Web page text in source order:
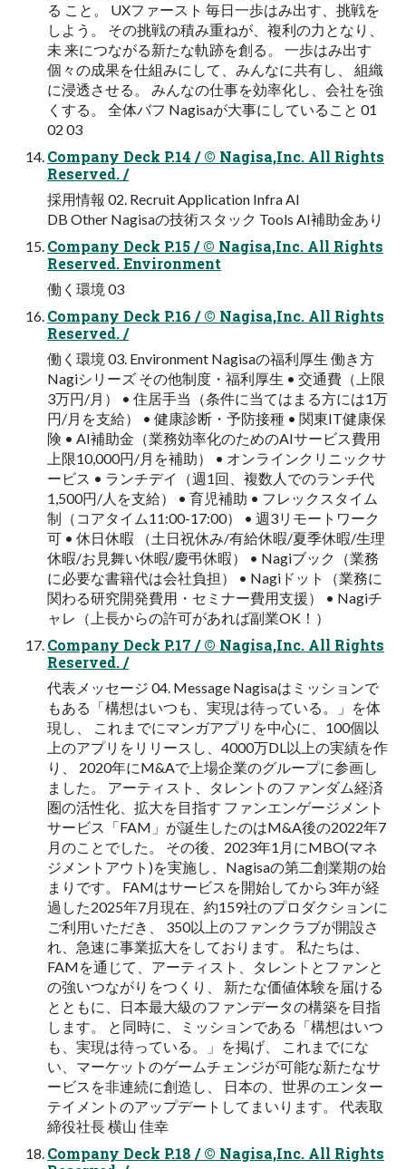
る こと。 UXファースト 毎日一歩はみ出す、挑戦を
しよう。 その挑戦の積み重ねが、複利の力となり、
未 来につながる新たな軌跡を創る。 一歩はみ出す
個々の成果を仕組みにして、みんなに共有し、 組織
に浸透させる。 みんなの仕事を効率化し、会社を強
くする。 全体バフ Nagisaが大事にしていること 01
02 03
Company Deck P.14 / © Nagisa,Inc. All Rights
Reserved. /
採用情報 02. Recruit Application Infra AI
DB Other Nagisaの技術スタック Tools AI補助金あり
Company Deck P.15 / © Nagisa,Inc. All Rights
Reserved. Environment
働く環境 03
Company Deck P.16 / © Nagisa,Inc. All Rights
Reserved. /
働く環境 03. Environment Nagisaの福利厚生 働き方
Nagiシリーズ その他制度・福利厚生 • 交通費（上限
3万円/月） • 住居手当（条件に当てはまる方には1万
円/月を支給） • 健康診断・予防接種 • 関東IT健康保
険 • AI補助金（業務効率化のためのAIサービス費用
上限10,000円/月を補助） • オンラインクリニックサ
ービス • ランチデイ（週1回、複数人でのランチ代
1,500円/人を支給） • 育児補助 • フレックスタイム
制（コアタイム11:00-17:00） • 週3リモートワーク
可 • 休日休暇 （土日祝休み/有給休暇/夏季休暇/生理
休暇/お見舞い休暇/慶弔休暇） • Nagiブック（業務
に必要な書籍代は会社負担） • Nagiドット（業務に
関わる研究開発費用・セミナー費用支援） • Nagiチ
ャレ（上長からの許可があれば副業OK！）
Company Deck P.17 / © Nagisa,Inc. All Rights
Reserved. /
代表メッセージ 04. Message Nagisaはミッションで
もある「構想はいつも、実現は待っている。」を体
現し、 これまでにマンガアプリを中心に、100個以
上のアプリをリリースし、4000万DL以上の実績を作
り、 2020年にM&Aで上場企業のグループに参画し
ました。 アーティスト、タレントのファンダム経済
圏の活性化、拡大を目指す ファンエンゲージメント
サービス「FAM」が誕生したのはM&A後の2022年7
月のことでした。 その後、2023年1月にMBO(マネ
ジメントアウト)を実施し、Nagisaの第二創業期の始
まりです。 FAMはサービスを開始してから3年が経
過した2025年7月現在、約159社のプロダクションに
ご利用いただき、 350以上のファンクラブが開設さ
れ、急速に事業拡大をしております。 私たちは、
FAMを通じて、アーティスト、タレントとファンと
の強いつながりをつくり、 新たな価値体験を届ける
とともに、日本最大級のファンデータの構築を目指
します。 と同時に、ミッションである「構想はいつ
も、実現は待っている。」を掲げ、 これまでにな
い、マーケットのゲームチェンジが可能な新たなサ
ービスを非連続に創造し、 日本の、世界のエンター
テイメントのアップデートしてまいります。 代表取
締役社長 横山 佳幸
Company Deck P.18 / © Nagisa,Inc. All Rights